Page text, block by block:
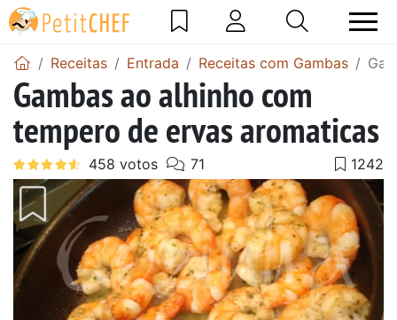
Receitas Entrada Receitas com Gambas
Gambas ao alhinho com
tempero de ervas aromaticas